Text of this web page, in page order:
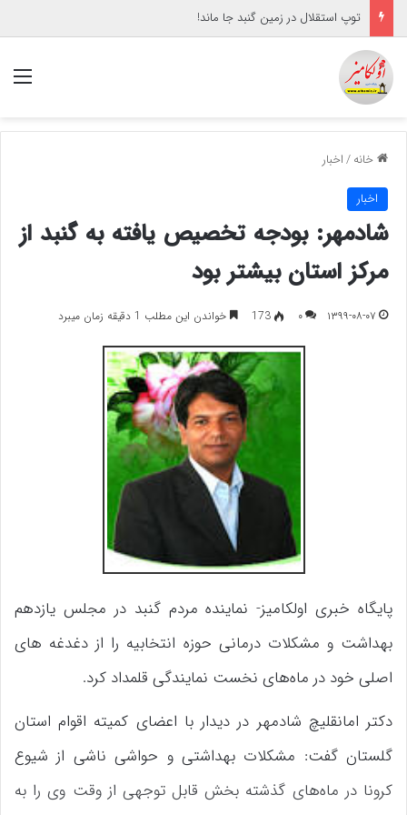
توپ استقلال در زمین گنبد جا ماند!
خانه/اخبار
اخبار
شادمهر: بودجه تخصیص یافته به گنبد از
مرکز استان بیشتر بود
۱۳۹۹-۰۸-۰۷ ۰ 173 خواندن این مطلب 1 دقیقه زمان میبرد
پایگاه خبری اولکامیز- نماینده مردم گنبد در مجلس یازدهم
بهداشت و مشکلات درمانی حوزه انتخابیه را از دغدغه های
اصلی خود در ماه‌های نخست نمایندگی قلمداد کرد.
دکتر امانقلیچ شادمهر در دیدار با اعضای کمیته اقوام استان
گلستان گفت: مشکلات بهداشتی و حواشی ناشی از شیوع
کرونا در ماه‌های گذشته بخش قابل توجهی از وقت وی را به